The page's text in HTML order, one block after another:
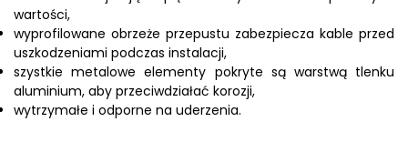
wartości,
wyprofilowane obrzeże przepustu zabezpiecza kable przed
uszkodzeniami podczas instalacji,
szystkie metalowe elementy pokryte są warstwą tlenku
aluminium, aby przeciwdziałać korozji,
wytrzymałe i odporne na uderzenia.